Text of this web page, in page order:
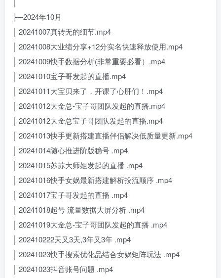
├─2024年10月
│ 20241007真转无的细节.mp4
│ 20241008大业绩分享+12分实名快速释放使用.mp4
│ 20241009快手数据分析(非常重要必看）.mp4
│ 20241010宝子哥发起的直播.mp4
│ 20241011大宝贝来了，开课了心肝们！.mp4
│ 20241012大金总-宝子哥团队发起的直播.mp4
│ 20241012大金总宝子哥团队发起的直播.mp4
│ 20241013快手更新搭建直播伴侣解决低质量更新.mp4
│ 20241014随心推进阶版稳号 .mp4
│ 20241015苏苏大师姐发起的直播 .mp4
│ 20241016快手女娲最新搭建解析投流顺序 .mp4
│ 20241017宝子哥发起的直播 .mp4
│ 20241018起号 流量数据大屏分析 .mp4
│ 20241019大金总-宝子哥团队发起的直播 .mp4
│ 202410222天又3天,3年又3年 .mp4
│ 20241023快手搜索优化品结合女娲矩阵玩法 .mp4
│ 20241023抖音账号问题 .mp4